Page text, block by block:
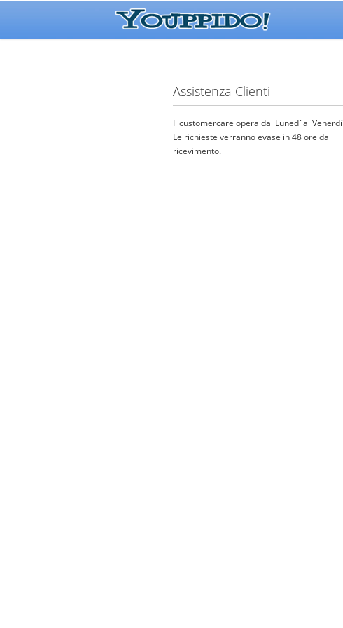
Assistenza Clienti
Il customercare opera dal Lunedí al Venerdí
Le richieste verranno evase in 48 ore dal
ricevimento.